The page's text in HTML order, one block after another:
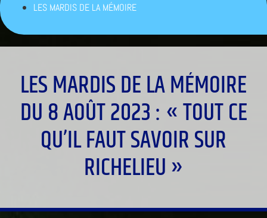
LES MARDIS DE LA MÉMOIRE
LES MARDIS DE LA MÉMOIRE
DU 8 AOÛT 2023 : « TOUT CE
QU’IL FAUT SAVOIR SUR
RICHELIEU »